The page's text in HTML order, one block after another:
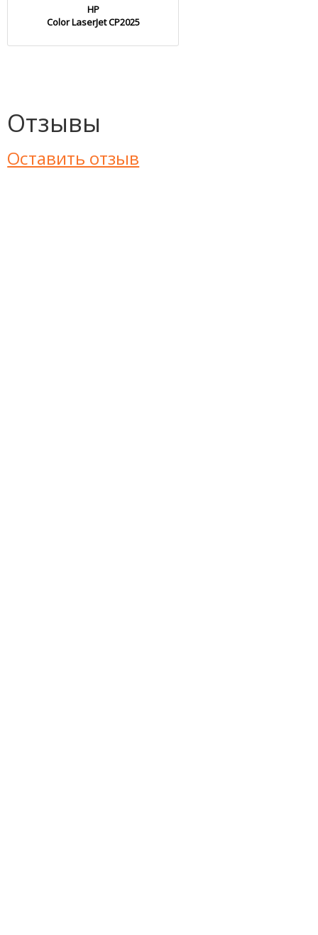
HP
Color LaserJet CP2025
Отзывы
Оставить отзыв